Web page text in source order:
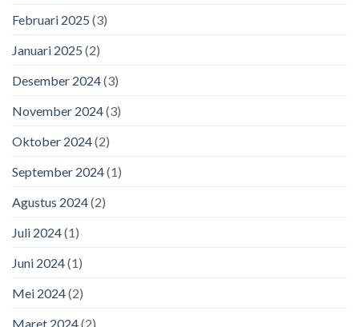
Februari 2025 (3)
Januari 2025 (2)
Desember 2024(3)
November 2024(3)
Oktober 2024(2)
September 2024(1)
Agustus 2024(2)
Juli 2024(1)
Juni 2024(1)
Mei 2024(2)
Maret 2024(2)